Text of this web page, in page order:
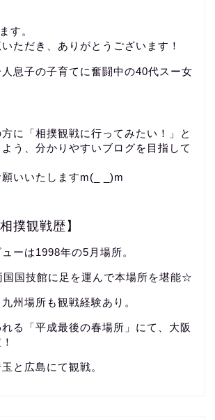
す。
ただき、ありがとうございます！
息子の子育てに奮闘中の40代スー女
に「相撲観戦に行ってみたい！」と
う、分かりやすいブログを目指して
いいたしますm(_ _)m
撲観戦歴】
ーは1998年の5月場所。
国国技館に足を運んで本場所を堪能☆
州場所も観戦経験あり。
れる「平成最後の春場所」にて、大阪
と広島にて観戦。